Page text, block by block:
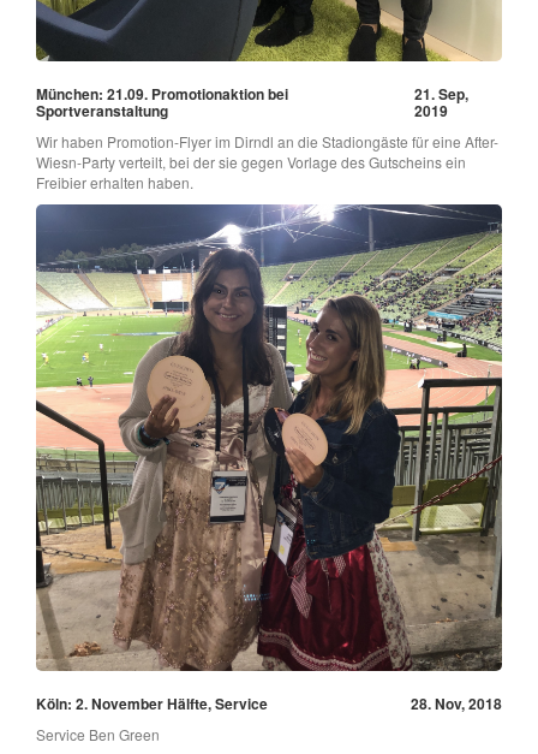
München: 21.09. Promotionaktion bei
Sportveranstaltung
21. Sep,
2019
Wir haben Promotion-Flyer im Dirndl an die Stadiongäste für eine After-
Wiesn-Party verteilt, bei der sie gegen Vorlage des Gutscheins ein
Freibier erhalten haben.
Köln: 2. November Hälfte, Service 28. Nov, 2018
Service Ben Green